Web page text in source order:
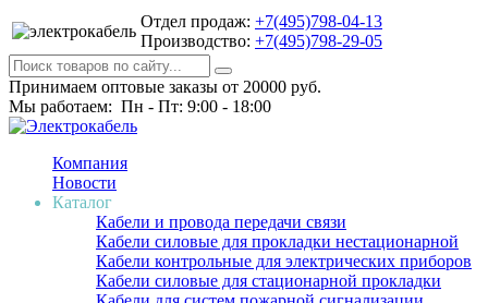
Отдел продаж: +7(495)798-04-13
Производство: +7(495)798-29-05
Принимаем оптовые заказы от 20000 руб.
Мы работаем: Пн - Пт: 9:00 - 18:00
Компания
Новости
Каталог
Кабели и провода передачи связи
Кабели силовые для прокладки нестационарной
Кабели контрольные для электрических приборов
Кабели силовые для стационарной прокладки